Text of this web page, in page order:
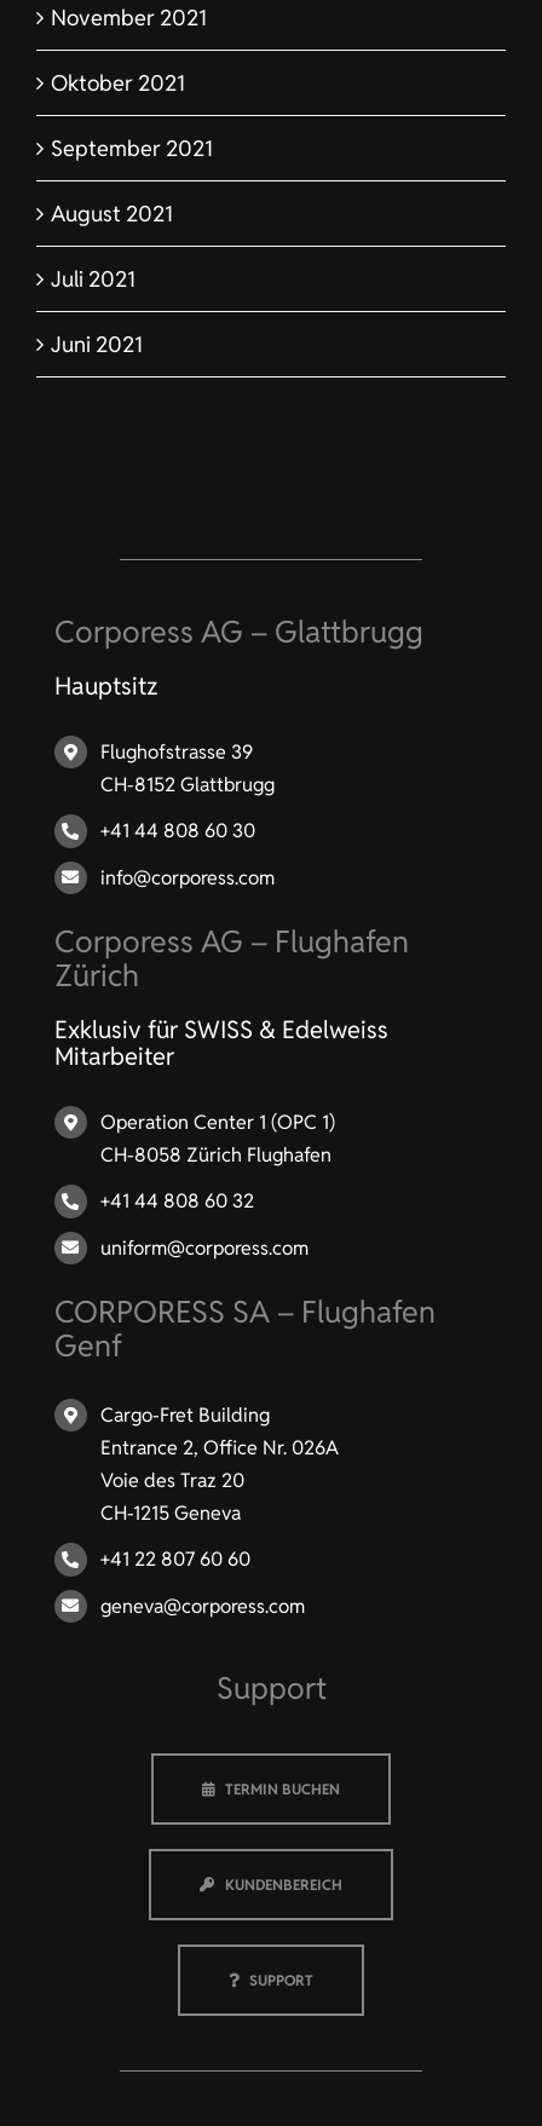
November 2021
Oktober 2021
September 2021
August 2021
Juli 2021
Juni 2021
Corporess AG – Glattbrugg
Hauptsitz
Flughofstrasse 39
CH-8152 Glattbrugg
+41 44 808 60 30
info@corporess.com
Corporess AG – Flughafen
Zürich
Exklusiv für SWISS & Edelweiss
Mitarbeiter
Operation Center 1 (OPC 1)
CH-8058 Zürich Flughafen
+41 44 808 60 32
uniform@corporess.com
CORPORESS SA – Flughafen
Genf
Cargo-Fret Building
Entrance 2, Office Nr. 026A
Voie des Traz 20
CH-1215 Geneva
+41 22 807 60 60
geneva@corporess.com
Support
TERMIN BUCHEN
KUNDENBEREICH
SUPPORT